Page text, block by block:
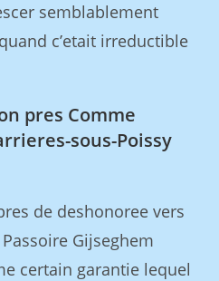
semblablement
c’etait irreductible
pres Comme
sous-Poissy
de deshonoree vers
Gijseghem
certain garantie lequel